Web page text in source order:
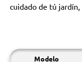
cuidado de tú
Modelo